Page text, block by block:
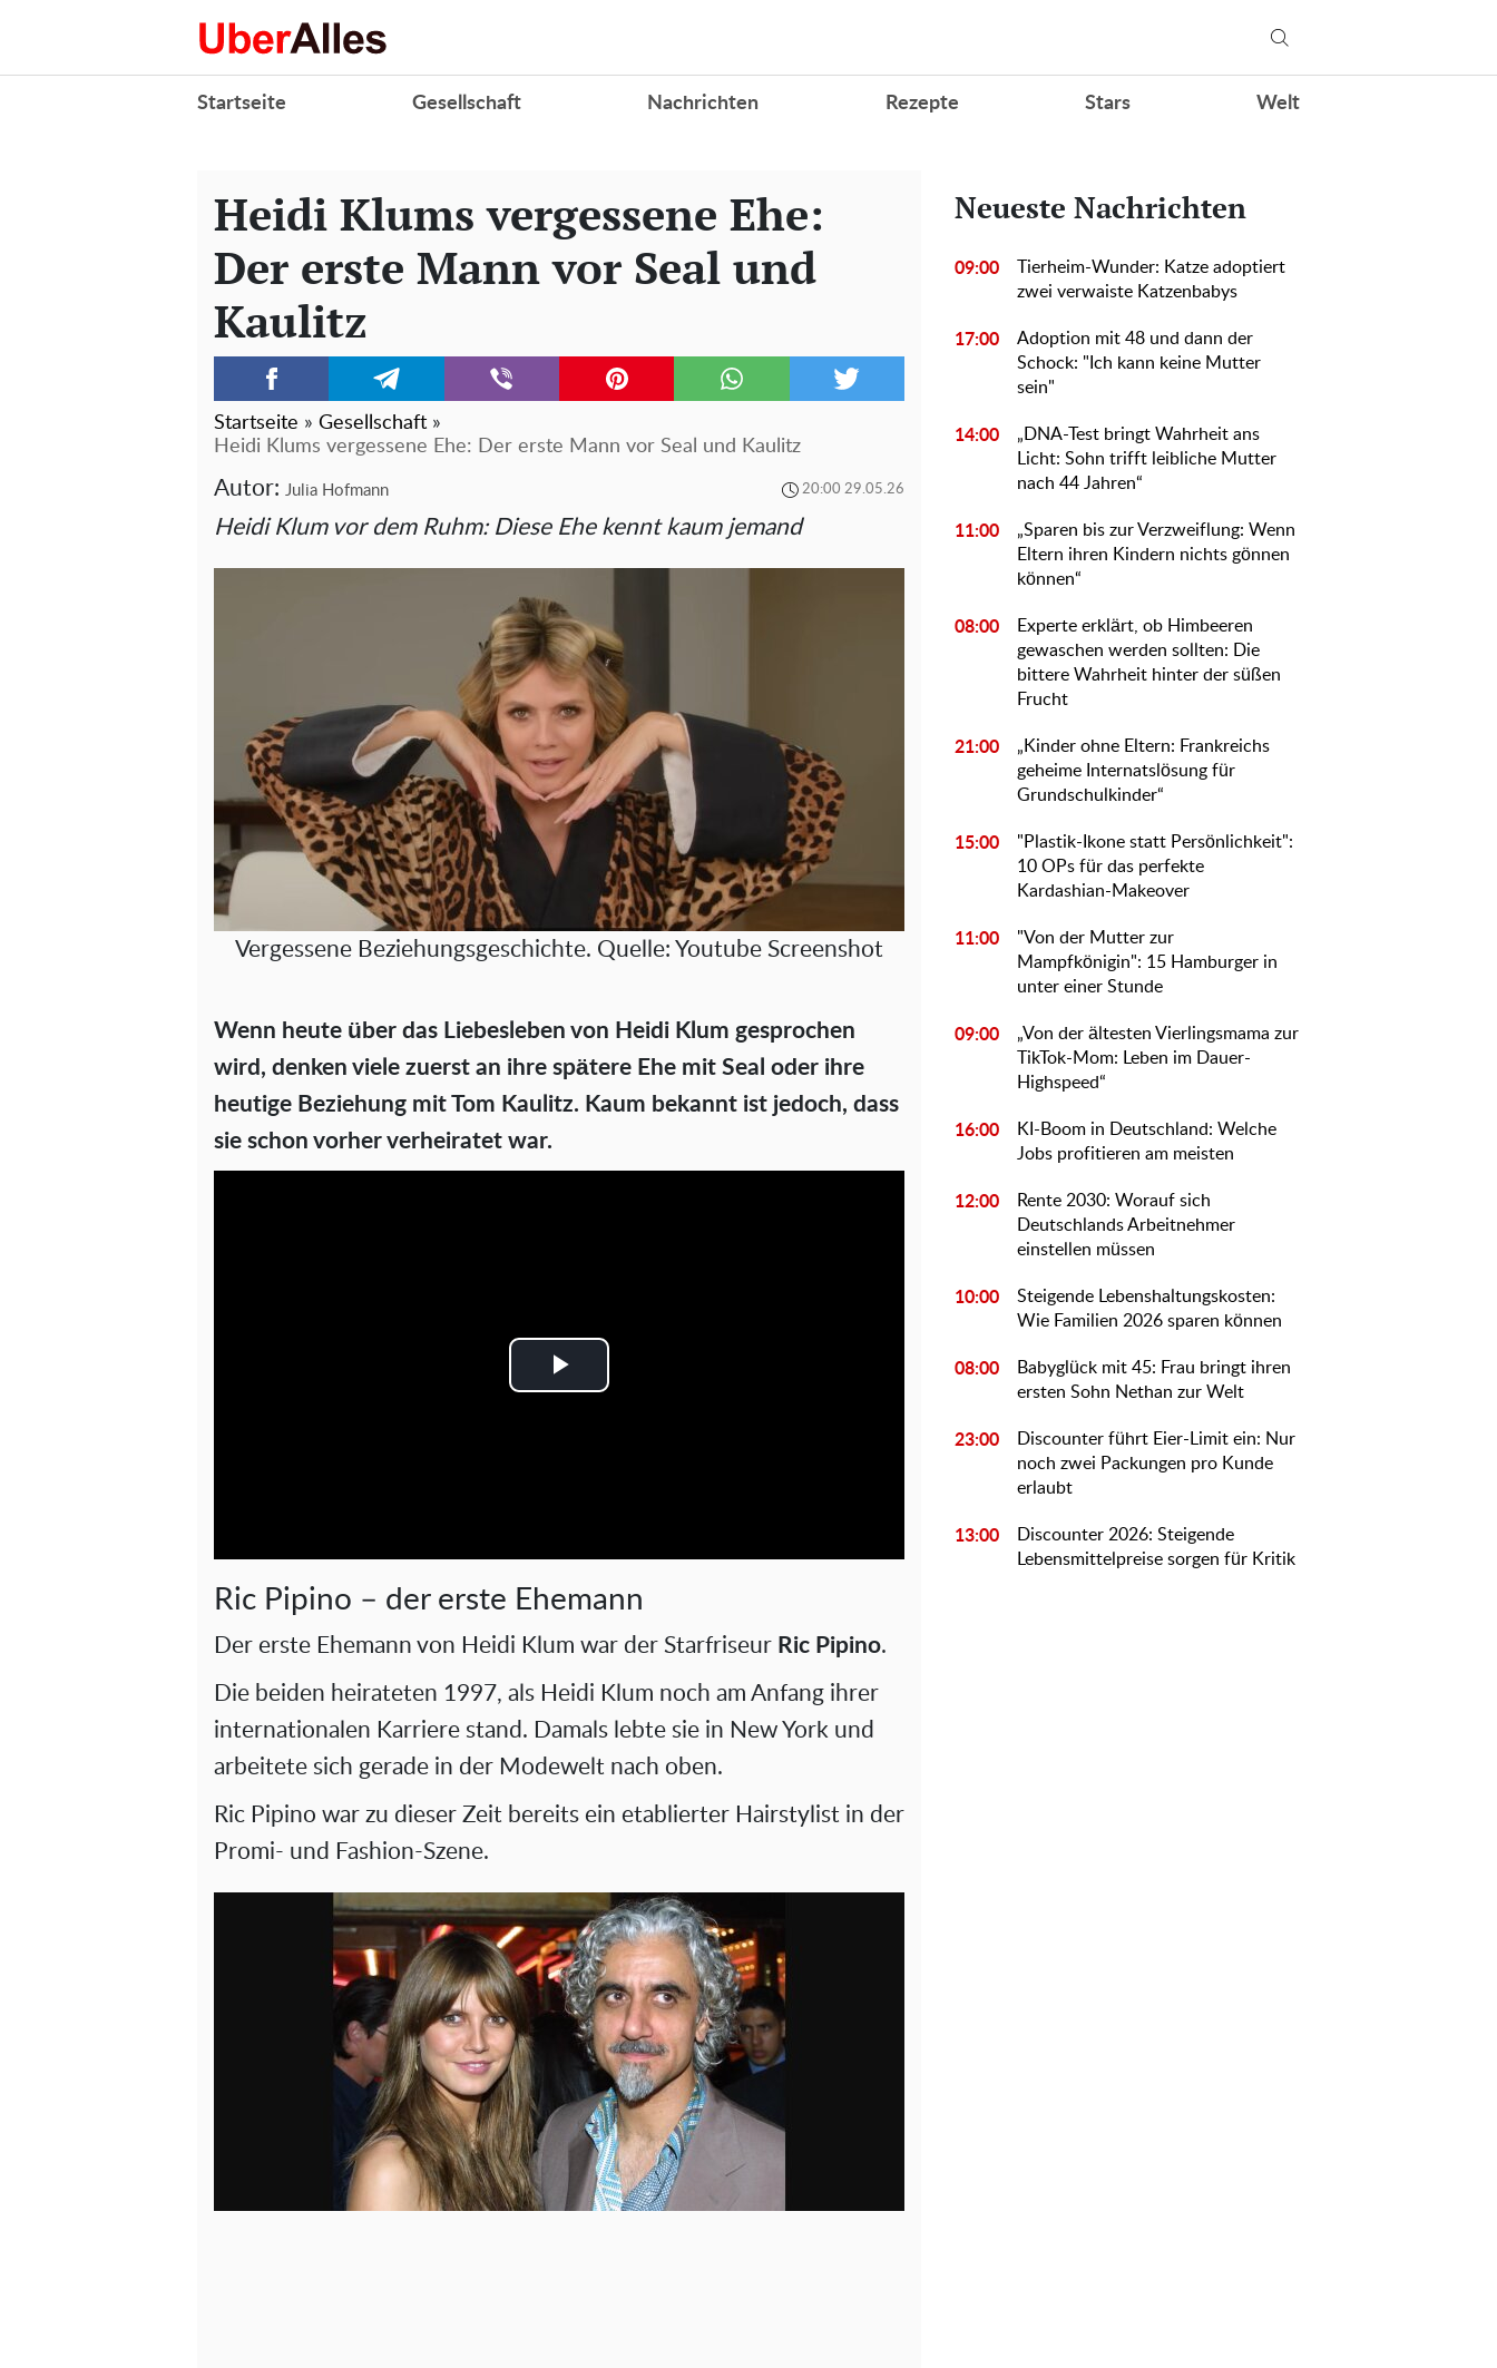
Startseite Gesellschaft Nachrichten Rezepte Stars Welt
Heidi Klums vergessene Ehe:
Der erste Mann vor Seal und
Kaulitz
Startseite » Gesellschaft »
Heidi Klums vergessene Ehe: Der erste Mann vor Seal und Kaulitz
Autor: Julia Hofmann 20:00 29.05.26
Heidi Klum vor dem Ruhm: Diese Ehe kennt kaum jemand
Vergessene Beziehungsgeschichte. Quelle: Youtube Screenshot
Wenn heute über das Liebesleben von Heidi Klum gesprochen
wird, denken viele zuerst an ihre spätere Ehe mit Seal oder ihre
heutige Beziehung mit Tom Kaulitz. Kaum bekannt ist jedoch, dass
sie schon vorher verheiratet war.
P
V
i
d
e
Ric Pipino – der erste Ehemann
Der erste Ehemann von Heidi Klum war der Starfriseur Ric Pipino.
Die beiden heirateten 1997, als Heidi Klum noch am Anfang ihrer
internationalen Karriere stand. Damals lebte sie in New York und
arbeitete sich gerade in der Modewelt nach oben.
Ric Pipino war zu dieser Zeit bereits ein etablierter Hairstylist in der
Promi- und Fashion-Szene.
Neueste Nachrichten
09:00
Tierheim-Wunder: Katze adoptiert
zwei verwaiste Katzenbabys
17:00
Adoption mit 48 und dann der
Schock: "Ich kann keine Mutter
sein"
14:00
„DNA-Test bringt Wahrheit ans
Licht: Sohn trifft leibliche Mutter
nach 44 Jahren“
11:00
„Sparen bis zur Verzweiflung: Wenn
Eltern ihren Kindern nichts gönnen
können“
08:00
Experte erklärt, ob Himbeeren
gewaschen werden sollten: Die
bittere Wahrheit hinter der süßen
Frucht
21:00
„Kinder ohne Eltern: Frankreichs
geheime Internatslösung für
Grundschulkinder“
15:00
"Plastik-Ikone statt Persönlichkeit":
10 OPs für das perfekte
Kardashian-Makeover
11:00
"Von der Mutter zur
Mampfkönigin": 15 Hamburger in
unter einer Stunde
09:00
„Von der ältesten Vierlingsmama zur
TikTok-Mom: Leben im Dauer-
Highspeed“
16:00
KI-Boom in Deutschland: Welche
Jobs profitieren am meisten
12:00
Rente 2030: Worauf sich
Deutschlands Arbeitnehmer
einstellen müssen
10:00
Steigende Lebenshaltungskosten:
Wie Familien 2026 sparen können
08:00
Babyglück mit 45: Frau bringt ihren
ersten Sohn Nethan zur Welt
23:00
Discounter führt Eier-Limit ein: Nur
noch zwei Packungen pro Kunde
erlaubt
13:00
Discounter 2026: Steigende
Lebensmittelpreise sorgen für Kritik